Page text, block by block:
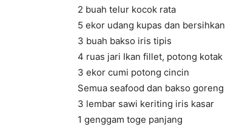
2 buah telur kocok rata
5 ekor udang kupas dan
3 buah bakso iris tipis
4 ruas jari Ikan fillet, potong kotak
3 ekor cumi potong cincin
Semua seafood dan bakso
3 lembar sawi keriting iris kasar
1 genggam toge panjang